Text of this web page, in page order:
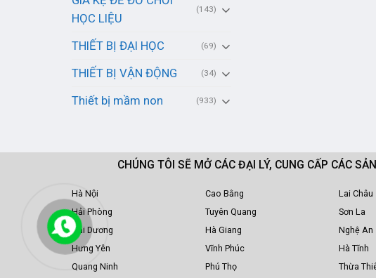
HỌC LIỆU
(143)
THIẾT BỊ ĐẠI HỌC (69)
THIẾT BỊ VẬN ĐỘNG (34)
Thiết bị mầm non (933)
CHÚNG TÔI SẼ MỞ CÁC ĐẠI LÝ, CUNG CẤP CÁC
Hà Nội
Hải Phòng
Hải Dương
Hưng Yên
Quang Ninh
Cao Bằng
Tuyên Quang
Hà Giang
Vĩnh Phúc
Phú Thọ
Lai Châu
Sơn La
Nghệ An
Hà Tĩnh
Thừa